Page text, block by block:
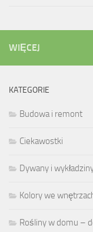
WIĘCEJ
KATEGORIE
Budowa i remont
Ciekawostki
Dywany i
Kolory we
Rośliny w domu –